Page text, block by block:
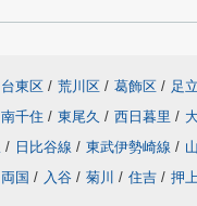
台東区 / 荒川区 / 葛飾区 / 足
南千住 / 東尾久 / 西日暮里 /
/ 日比谷線 / 東武伊勢崎線 /
両国 / 入谷 / 菊川 / 住吉 / 押